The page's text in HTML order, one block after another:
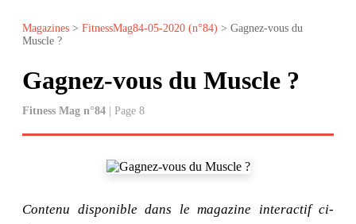
Magazines > FitnessMag84-05-2020 (n°84) > Gagnez-vous du
Muscle ?
Gagnez-vous du Muscle ?
Fitness Mag n°84 | Page 8
Contenu disponible dans le magazine interactif ci-